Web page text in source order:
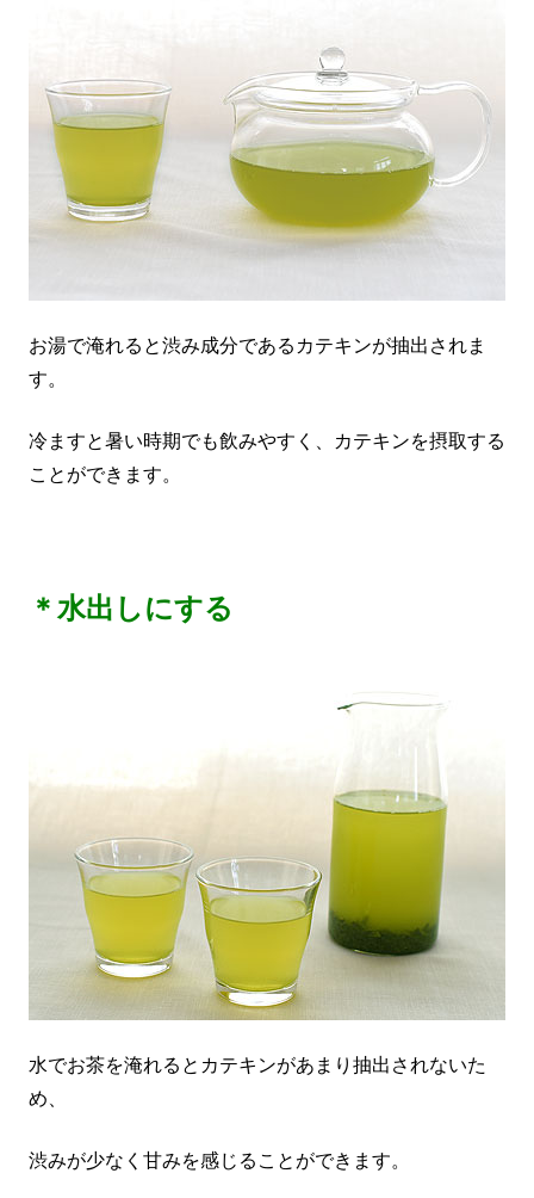
お湯で淹れると渋み成分であるカテキンが抽出されま
す。
冷ますと暑い時期でも飲みやすく、カテキンを摂取する
ことができます。
＊水出しにする
水でお茶を淹れるとカテキンがあまり抽出されないた
め、
渋みが少なく甘みを感じることができます。